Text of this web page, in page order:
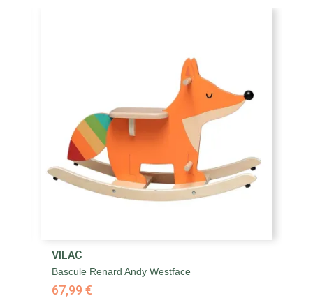
VILAC
Bascule Renard Andy Westface
67,99 €